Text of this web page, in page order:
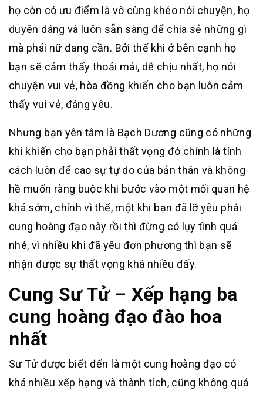
họ còn có ưu điểm là vô cùng khéo nói chuyện, họ
duyên dáng và luôn sẵn sàng để chia sẻ những gì
mà phái nữ đang cần. Bởi thế khi ở bên cạnh họ
bạn sẽ cảm thấy thoải mái, dễ chịu nhất, họ nói
chuyện vui vẻ, hòa đồng khiến cho bạn luôn cảm
thấy vui vẻ, đáng yêu.
Nhưng bạn yên tâm là Bạch Dương cũng có những
khi khiến cho bạn phải thất vọng đó chính là tính
cách luôn để cao sự tự do của bản thân và không
hề muốn ràng buộc khi bước vào một mối quan hệ
khá sớm, chính vì thế, một khi bạn đã lỡ yêu phải
cung hoàng đạo này rồi thì đừng có lụy tình quá
nhé, vì nhiều khi đã yêu đơn phương thì bạn sẽ
nhận được sự thất vọng khá nhiều đấy.
Cung Sư Tử – Xếp hạng ba
cung hoàng đạo đào hoa
nhất
Sư Tử được biết đến là một cung hoàng đạo có
khá nhiều xếp hạng và thành tích, cũng không quá